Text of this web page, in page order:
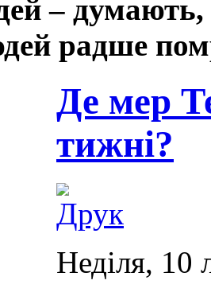
–
радше
Де мер
тижні?
Неділя, 10